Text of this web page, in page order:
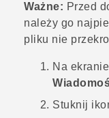
Ważne: Przed
należy go
pliku nie
Na
Stuknij